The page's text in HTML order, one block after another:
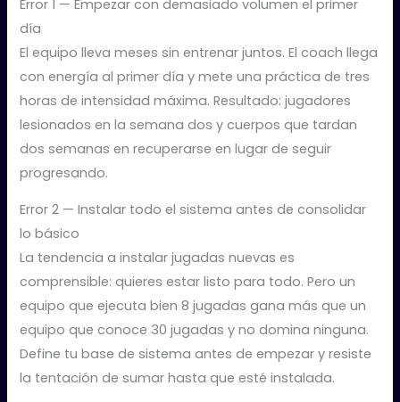
Error 1 — Empezar con demasiado volumen el primer
día
El equipo lleva meses sin entrenar juntos. El coach llega
con energía al primer día y mete una práctica de tres
horas de intensidad máxima. Resultado: jugadores
lesionados en la semana dos y cuerpos que tardan
dos semanas en recuperarse en lugar de seguir
progresando.
Error 2 — Instalar todo el sistema antes de consolidar
lo básico
La tendencia a instalar jugadas nuevas es
comprensible: quieres estar listo para todo. Pero un
equipo que ejecuta bien 8 jugadas gana más que un
equipo que conoce 30 jugadas y no domina ninguna.
Define tu base de sistema antes de empezar y resiste
la tentación de sumar hasta que esté instalada.